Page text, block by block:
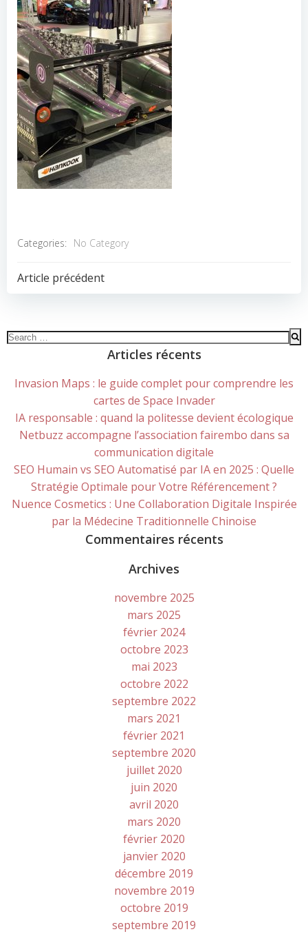
Categories: No Category
POST
Article précédent
Search
Articles récents
Invasion Maps : le guide complet pour comprendre les
cartes de Space Invader
IA responsable : quand la politesse devient écologique
Netbuzz accompagne l’association fairembo dans sa
communication digitale
SEO Humain vs SEO Automatisé par IA en 2025 : Quelle
Stratégie Optimale pour Votre Référencement ?
Nuence Cosmetics : Une Collaboration Digitale Inspirée
par la Médecine Traditionnelle Chinoise
Commentaires récents
Archives
novembre 2025
mars 2025
février 2024
octobre 2023
mai 2023
octobre 2022
septembre 2022
mars 2021
février 2021
septembre 2020
juillet 2020
juin 2020
avril 2020
mars 2020
février 2020
janvier 2020
décembre 2019
novembre 2019
octobre 2019
septembre 2019